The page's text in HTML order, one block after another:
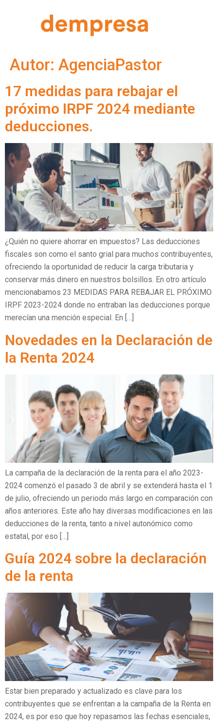
Autor: AgenciaPastor
17 medidas para rebajar el
próximo IRPF 2024 mediante
deducciones.
¿Quién no quiere ahorrar en impuestos? Las deducciones
fiscales son como el santo grial para muchos contribuyentes,
ofreciendo la oportunidad de reducir la carga tributaria y
conservar más dinero en nuestros bolsillos. En otro artículo
mencionabamos 23 MEDIDAS PARA REBAJAR EL PRÓXIMO
IRPF 2023-2024 donde no entraban las deducciones porque
merecían una mención especial. En […]
Novedades en la Declaración de
la Renta 2024
La campaña de la declaración de la renta para el año 2023-
2024 comenzó el pasado 3 de abril y se extenderá hasta el 1
de julio, ofreciendo un periodo más largo en comparación con
años anteriores. Este año hay diversas modificaciones en las
deducciones de la renta, tanto a nivel autonómico como
estatal, por eso […]
Guía 2024 sobre la declaración
de la renta
Estar bien preparado y actualizado es clave para los
contribuyentes que se enfrentan a la campaña de la Renta en
2024, es por eso que hoy repasamos las fechas esenciales,